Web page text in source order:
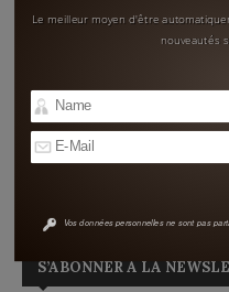
professionnel racontées
devenue genevoise,
auparavant avocate, fan
d’écriture (si si c’est
S’ABONNER À LA
Le meilleur moyen d'être
nouveautés
Vos données personnelles ne sont pas